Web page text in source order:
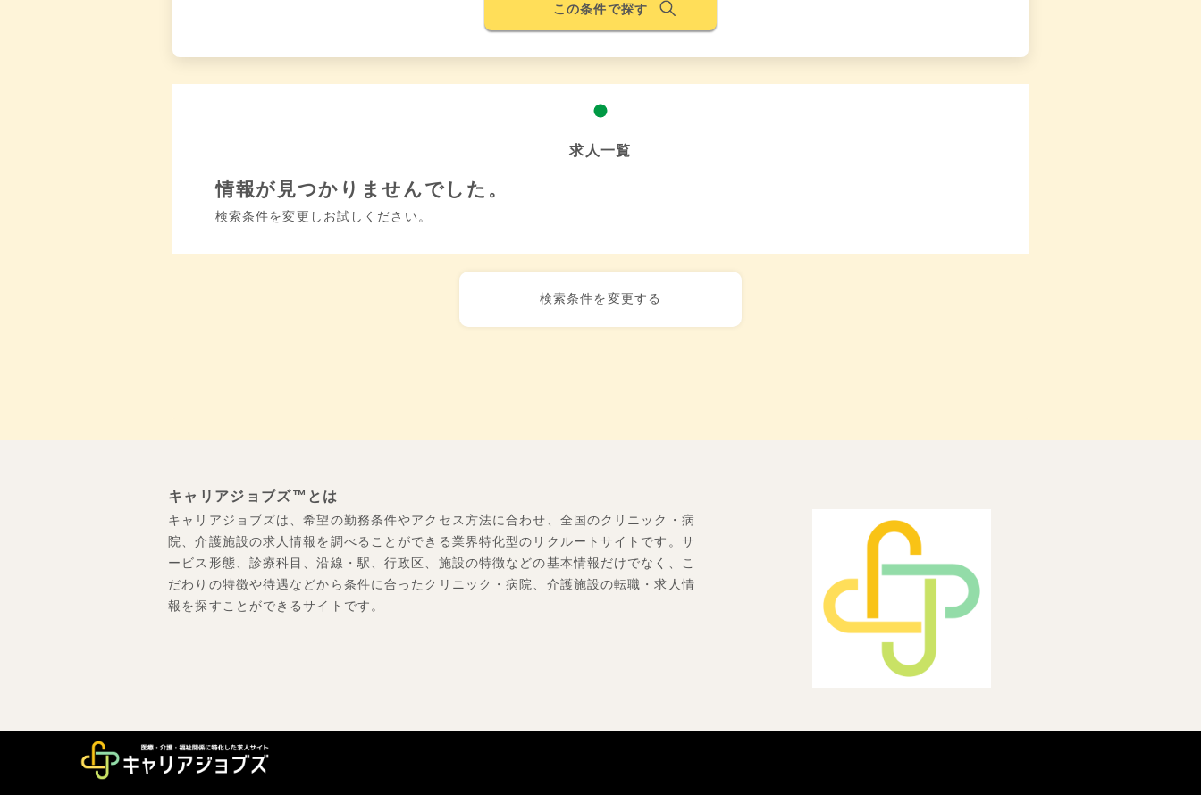
この条件で探す
求人一覧
情報が見つかりませんでした。
検索条件を変更しお試しください。
検索条件を変更する
キャリアジョブズ™とは
キャリアジョブズは、希望の勤務条件やアクセス方法に合わせ、全国のクリニック・病
院、介護施設の求人情報を調べることができる業界特化型のリクルートサイトです。サ
ービス形態、診療科目、沿線・駅、行政区、施設の特徴などの基本情報だけでなく、こ
だわりの特徴や待遇などから条件に合ったクリニック・病院、介護施設の転職・求人情
報を探すことができるサイトです。